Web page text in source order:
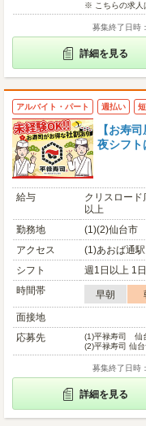
※ こちらの求人
募集終了日時
詳細を見る
アルバイト・パート 週払い
【お寿
夜シフ
給与
クリスロー
以上
勤務地
(1)(2)仙台市
アクセス
(1)あおば通
シフト
週1日以上 1
時間帯
早朝
面接地
応募先
(1)平禄寿司 仙
(2)平禄寿司 仙台
募集終了日時
詳細を見る